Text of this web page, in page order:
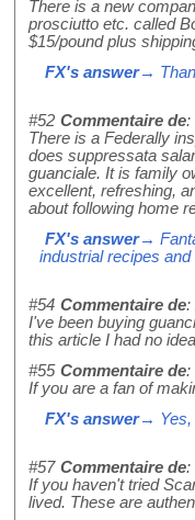
There is a new
prosciutto etc. called
$15/pound plus
FX's answer→
#52 Commentaire de:
There is a Federally
does suppressata
guanciale. It is family
excellent, refreshing,
about following home
FX's answer→
industrial recipes
#54 Commentaire de:
I've been buying
this article I had no
#55 Commentaire de:
If you are a fan of
FX's answer→ Yes,
#57 Commentaire de:
If you haven't tried
lived. These are